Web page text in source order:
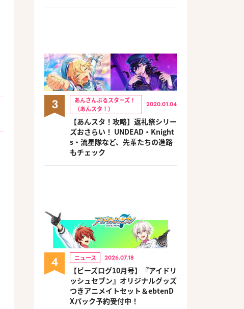
3
あんさんぶるスターズ！
（あんスタ！）
2020.01.04
【あんスタ！攻略】返礼祭シリー
ズおさらい！ UNDEAD・Knight
s・流星隊など、先輩たちの進路
もチェック
4 ニュース 2026.07.18
【ビーズログ10月号】『アイドリ
ッシュセブン』オリジナルグッズ
つきアニメイトセット＆ebtenD
Xパック予約受付中！